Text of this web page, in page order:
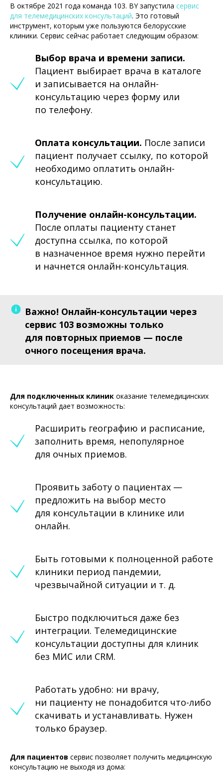
В октябре 2021 года команда 103. BY запустила сервис
для телемедицинских консультаций. Это готовый
инструмент, которым уже пользуются белорусские
клиники. Сервис сейчас работает следующим образом:
Выбор врача и времени записи.
Пациент выбирает врача в каталоге
и записывается на онлайн-
консультацию через форму или
по телефону.
Оплата консультации. После записи
пациент получает ссылку, по которой
необходимо оплатить онлайн-
консультацию.
Получение онлайн-консультации.
После оплаты пациенту станет
доступна ссылка, по которой
в назначенное время нужно перейти
и начнется онлайн-консультация.
Важно! Онлайн-консультации через
сервис 103 возможны только
для повторных приемов — после
очного посещения врача.
Для подключенных клиник оказание телемедицинских
консультаций дает возможность:
Расширить географию и расписание,
заполнить время, непопулярное
для очных приемов.
Проявить заботу о пациентах —
предложить на выбор место
для консультации в клинике или
онлайн.
Быть готовыми к полноценной работе
клиники период пандемии,
чрезвычайной ситуации и т. д.
Быстро подключиться даже без
интеграции. Телемедицинские
консультации доступны для клиник
без МИС или CRM.
Работать удобно: ни врачу,
ни пациенту не понадобится что-либо
скачивать и устанавливать. Нужен
только браузер.
Для пациентов сервис позволяет получить медицинскую
консультацию не выходя из дома: